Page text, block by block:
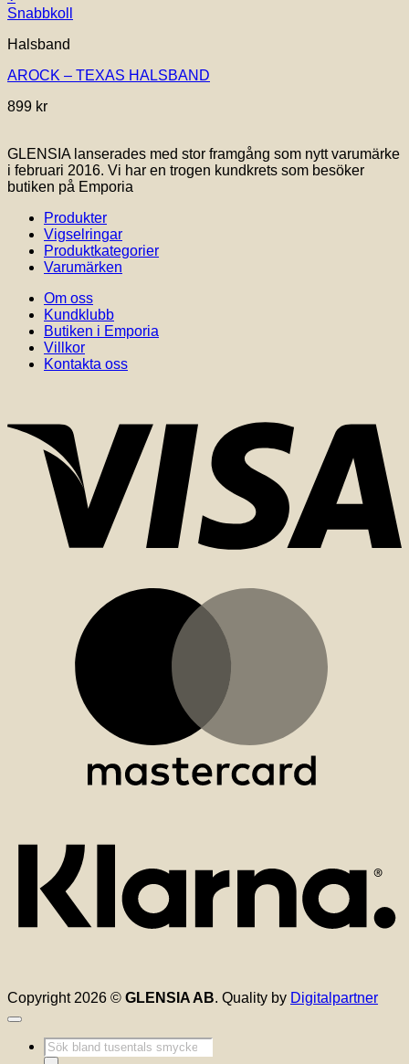
Snabbkoll
Halsband
AROCK – TEXAS HALSBAND
899 kr
GLENSIA lanserades med stor framgång som nytt varumärke
i februari 2016. Vi har en trogen kundkrets som besöker
butiken på Emporia
Produkter
Vigselringar
Produktkategorier
Varumärken
Om oss
Kundklubb
Butiken i Emporia
Villkor
Kontakta oss
Copyright 2026 © GLENSIA AB. Quality by Digitalpartner
Produktsökning